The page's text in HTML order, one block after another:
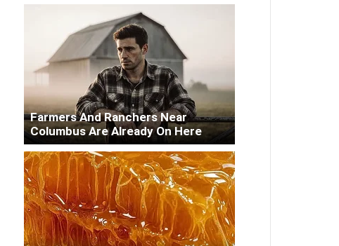
Farmers And Ranchers Near
Columbus Are Already On Here